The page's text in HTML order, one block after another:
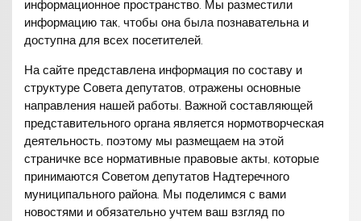
информационное пространство. Мы разместили
информацию так, чтобы она была познавательна и
доступна для всех посетителей.
На сайте представлена информация по составу и
структуре Совета депутатов, отражены основные
направления нашей работы. Важной составляющей
представительного органа является нормотворческая
деятельность, поэтому мы размещаем на этой
страничке все нормативные правовые акты, которые
принимаются Советом депутатов Надтеречного
муниципального района. Мы поделимся с вами
новостями и обязательно учтем ваш взгляд по